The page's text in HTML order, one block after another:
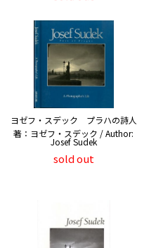
ヨゼフ・スデック プラハの詩人
著：ヨゼフ・スデック / Author:
Josef Sudek
sold out